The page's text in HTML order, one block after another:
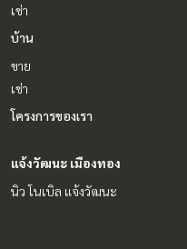
เช่า
บ้าน
ขาย
เช่า
โครงการของเรา
แจ้งวัฒนะ เมืองทอง
นิว โนเบิล แจ้งวัฒนะ